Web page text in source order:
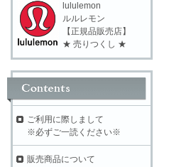
lululemon
ルルレモン
【正規品販売店】
★ 売りつくし ★
ご利用に際しまして
※必ずご一読ください※
販売商品について